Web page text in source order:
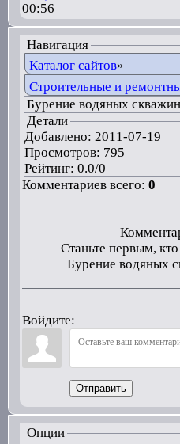
00:56
Навигация
Каталог сайтов»
Строительные и
Бурение водяных
Детали
Добавлено: 2011-07-19
Просмотров: 795
Рейтинг: 0.0/0
Комментариев всего: 0
Станьте первым,
Бурение водяных
Войдите:
Отправить
Опции